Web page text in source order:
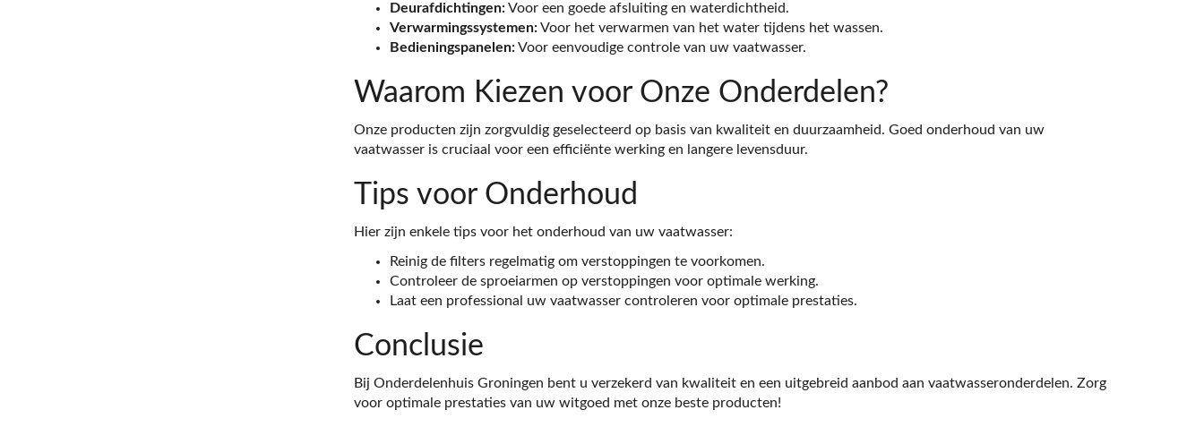
Deurafdichtingen:Voor een goede afsluiting en waterdichtheid.
Verwarmingssystemen:Voor het verwarmen van het water tijdens het wassen.
Bedieningspanelen:Voor eenvoudige controle van uw vaatwasser.
Waarom Kiezen voor Onze Onderdelen?
Onze producten zijn zorgvuldig geselecteerd op basis van kwaliteit en duurzaamheid. Goed onderhoud van uw
vaatwasser is cruciaal voor een efficiënte werking en langere levensduur.
Tips voor Onderhoud
Hier zijn enkele tips voor het onderhoud van uw vaatwasser:
Reinig de filters regelmatig om verstoppingen te voorkomen.
Controleer de sproeiarmen op verstoppingen voor optimale werking.
Laat een professional uw vaatwasser controleren voor optimale prestaties.
Conclusie
Bij Onderdelenhuis Groningen bent u verzekerd van kwaliteit en een uitgebreid aanbod aan vaatwasseronderdelen. Zorg
voor optimale prestaties van uw witgoed met onze beste producten!